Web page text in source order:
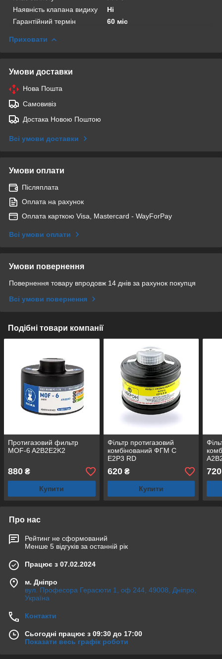
Наявність клапана видиху
Ні
Гарантійний термін
60 міс
Приховати
Умови доставки
Нова Пошта
Самовивіз
Достака Новою Поштою
Всі умови доставки
Умови оплати
Післяплата
Оплата на рахунок
Оплата карткою Visa, Mastercard - WayForPay
Всі умови оплати
Умови повернення
Повернення товару впродовж 14 днів за рахунок покупця
Всі умови повернення
Подібні товари компанії
Протигазовий фильтр
MOF-6 A2B2E2K2
880 ₴
Купити
Фільтр протигазовий
комбінований ФГМ С
E2P3 RD
620₴
Купити
720
Про нас
Рейтинг не сформований
Менше 5 відгуків за останній рік
Працює з 07.02.2024
м. Дніпро
вул. Професора Герасюти 1, оф 244, 49008, Дніпро,
Україна
Контакти
Сьогодні працює з 09:30 до 17:00
Показати весь графік роботи